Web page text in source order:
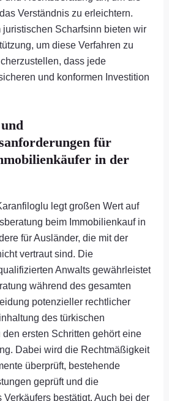
Verständnis zu erleichtern.
juristischen Scharfsinn bieten wir
um diese Verfahren zu
dass jede
und konformen Investition
für
in der
legt großen Wert auf
beim Immobilienkauf in
für Ausländer, die mit der
vertraut sind. Die
Anwalts gewährleistet
während des gesamten
potenzieller rechtlicher
des türkischen
ersten Schritten gehört eine
Dabei wird die Rechtmäßigkeit
überprüft, bestehende
geprüft und die
Verkäufers bestätigt. Auch bei der